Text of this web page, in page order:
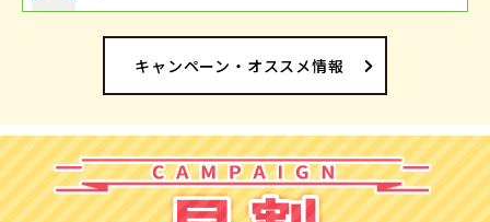
キャンペーン・オススメ情報